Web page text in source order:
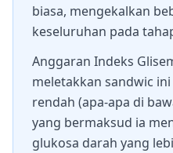
biasa, mengekalkan
keseluruhan pada
Anggaran Indeks
meletakkan sandwic
rendah (apa-apa di
yang bermaksud ia
glukosa darah yang